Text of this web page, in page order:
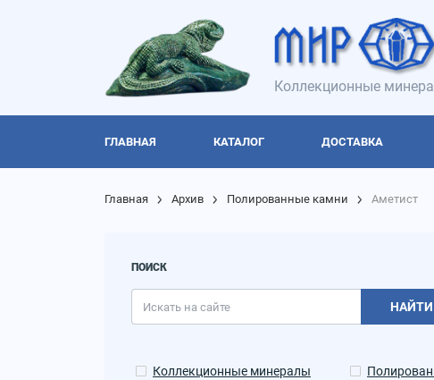
Коллекционные
ГЛАВНАЯ КАТАЛОГ ДОСТАВКА
Главная Архив Полированные камни Аметист
ПОИСК
НАЙТИ
Коллекционные минералы